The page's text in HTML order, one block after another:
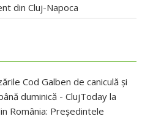
din Cluj-Napoca
Cod Galben de caniculă și
duminică - ClujToday la
România: Președintele